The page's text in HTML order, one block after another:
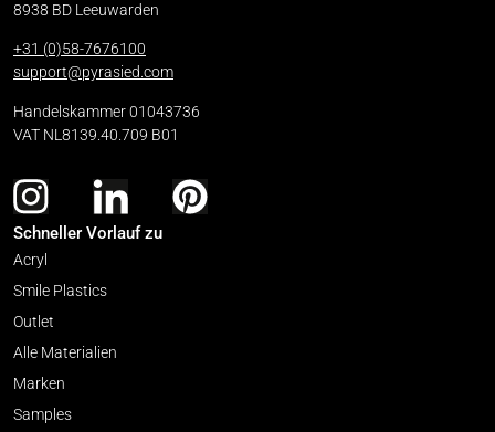
8938 BD Leeuwarden
+31 (0)58-7676100
support@pyrasied.com
Handelskammer 01043736
VAT NL8139.40.709 B01
Schneller Vorlauf zu
Acryl
Smile Plastics
Outlet
Alle Materialien
Marken
Samples